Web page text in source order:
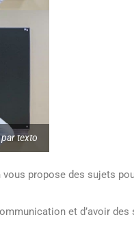
texto
propose des sujets
et d’avoir des